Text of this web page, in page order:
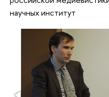
научных институт